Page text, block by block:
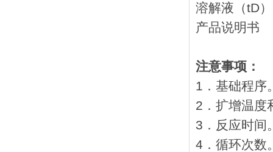
溶解
产品
注意事项：
1．基础程序
2．扩增温度
3．反应时间
4．循环次数